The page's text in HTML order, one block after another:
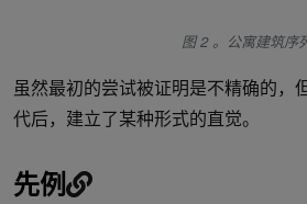
图 2 。公寓建筑序
虽然最初的尝试被证明是不精确的，
代后，建立了某种形式的直觉。
先例